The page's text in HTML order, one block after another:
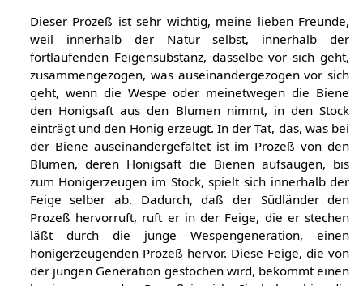
Dieser Prozeß ist sehr wichtig, meine lieben Freunde,
weil innerhalb der Natur selbst, innerhalb der
fortlaufenden Feigensubstanz, dasselbe vor sich geht,
zusammengezogen, was auseinandergezogen vor sich
geht, wenn die Wespe oder meinetwegen die Biene
den Honigsaft aus den Blumen nimmt, in den Stock
einträgt und den Honig erzeugt. In der Tat, das, was bei
der Biene auseinandergefaltet ist im Prozeß von den
Blumen, deren Honigsaft die Bienen aufsaugen, bis
zum Honigerzeugen im Stock, spielt sich innerhalb der
Feige selber ab. Dadurch, daß der Südländer den
Prozeß hervorruft, ruft er in der Feige, die er stechen
läßt durch die junge Wespengeneration, einen
honigerzeugenden Prozeß hervor. Diese Feige, die von
der jungen Generation gestochen wird, bekommt einen